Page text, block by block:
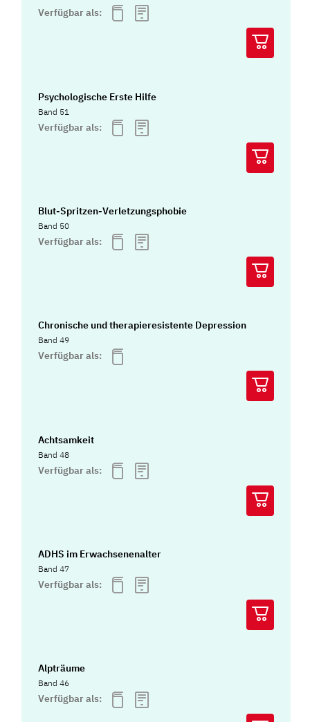
Verfügbar als:
Psychologische Erste Hilfe
Band 51
Verfügbar als:
Blut-Spritzen-Verletzungsphobie
Band 50
Verfügbar als:
Chronische und therapieresistente Depression
Band 49
Verfügbar als:
Achtsamkeit
Band 48
Verfügbar als:
ADHS im Erwachsenenalter
Band 47
Verfügbar als:
Alpträume
Band 46
Verfügbar als: